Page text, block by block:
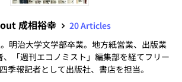
成相裕幸
20 Articles
明治大学文学部卒業。地方紙営業、出版業
、「週刊エコノミスト」編集部を経てフリー
季報記者として出版社、書店を担当。